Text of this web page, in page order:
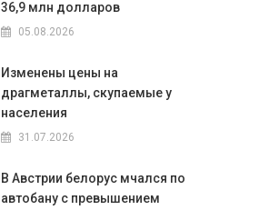
36,9 млн долларов
05.08.2026
Изменены цены на
драгметаллы, скупаемые у
населения
31.07.2026
В Австрии белорус мчался по
автобану с превышением